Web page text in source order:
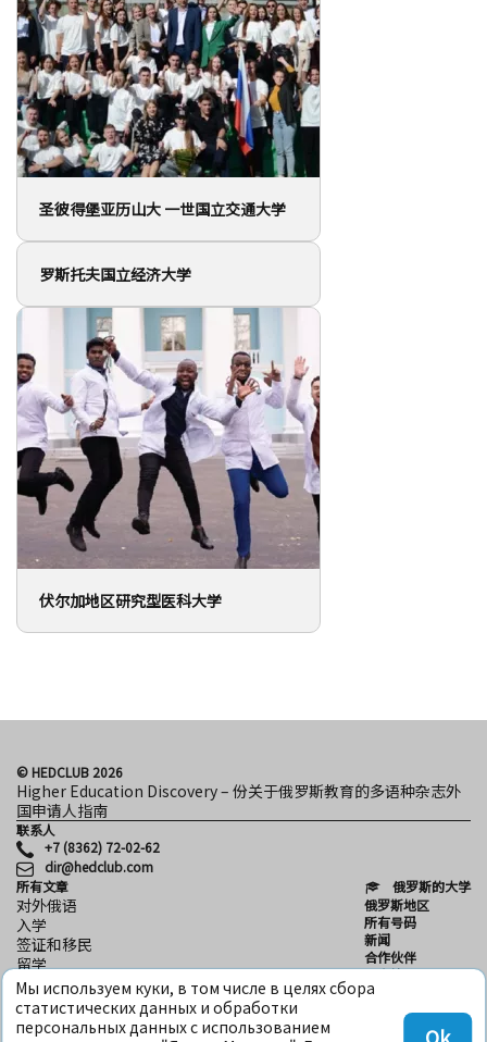
圣彼得堡亚历山大 一世国立交通大学
罗斯托夫国立经济大学
伏尔加地区研究型医科大学
© HEDCLUB 2026
Higher Education Discovery – 份关于俄罗斯教育的多语种杂志外
国申请人指南
联系人
+7 (8362) 72-02-62
dir@hedclub.com
所有文章
对外俄语
入学
签证和移民
留学
科学
HED_people
俄罗斯之家
俄罗斯的大学
俄罗斯地区
所有号码
新闻
合作伙伴
用户协议
保密性
Мы используем куки, в том числе в целях сбора
статистических данных и обработки
персональных данных с использованием